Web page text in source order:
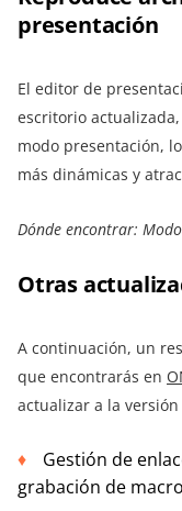
presentación
El editor de
escritorio
modo presentación,
más dinámicas y
Dónde encontrar:
Otras
A continuación, un
que encontrarás en
actualizar a la versión
Gestión de
grabación de